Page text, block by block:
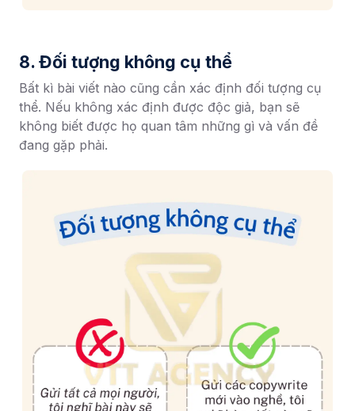
8. Đối tượng không cụ thể
Bất kì bài viết nào cũng cần xác định đối tượng cụ
thể. Nếu không xác định được độc giả, bạn sẽ
không biết được họ quan tâm những gì và vấn đề
đang gặp phải.